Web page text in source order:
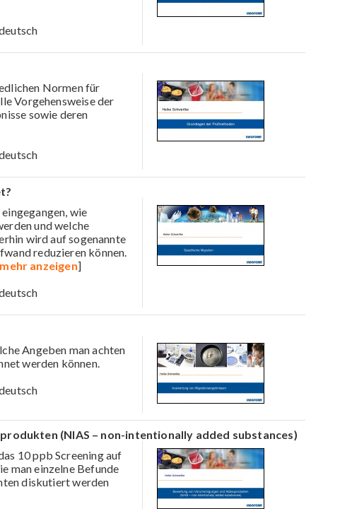
Normen für
Vorgehensweise der
sowie deren
wie
und welche
wird auf sogenannte
reduzieren können.
mehr anzeigen]
Angeben man achten
werden können.
(NIAS – non-intentionally added substances)
10 ppb Screening auf
man einzelne Befunde
diskutiert werden